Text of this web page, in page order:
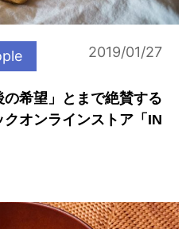
2019/01/27
希望」とまで絶賛する
オンラインストア「IN